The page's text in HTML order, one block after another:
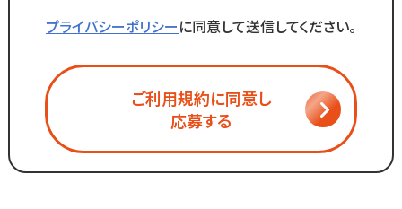
プライバシーポリシーに同意して送信してください。
ご利用規約に同意し
応募する